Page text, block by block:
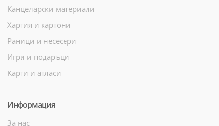
Канцеларски материали
Хартия и картони
Раници и несесери
Игри и подаръци
Карти и атласи
Информация
За нас